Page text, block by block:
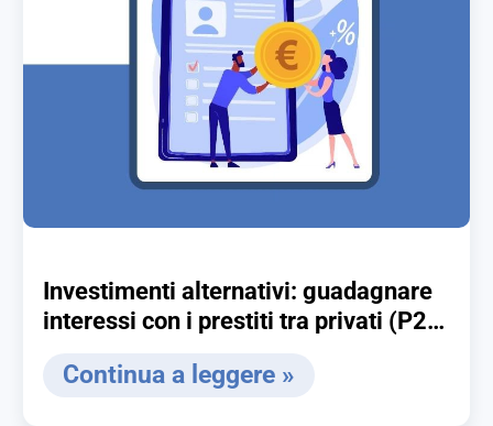
Investimenti alternativi: guadagnare
interessi con i prestiti tra privati (P2P
Continua a leggere »